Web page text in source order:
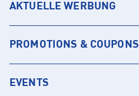
AKTUELLE WERBUNG
PROMOTIONS & COUPONS
EVENTS